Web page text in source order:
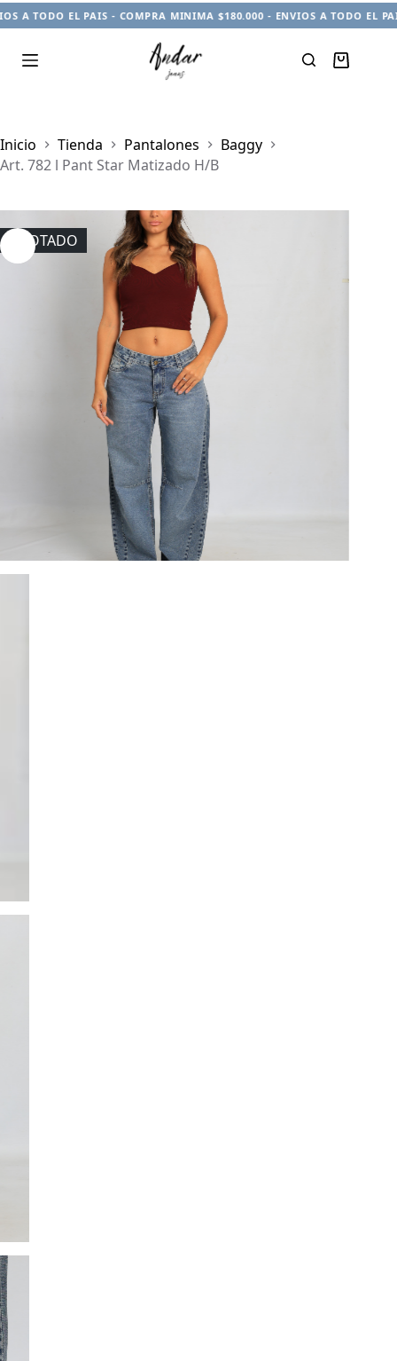
TODO EL PAIS - COMPRA MINIMA $180.000 - ENVIOS A TODO EL
Carro
Inicio
Tienda Pantalones
Baggy
Art. 782 l Pant Star Matizado H/B
AGOTADO